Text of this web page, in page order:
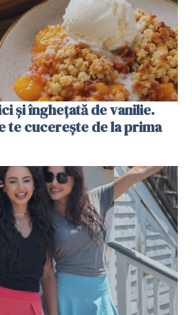
și înghețată de vanilie.
te cucerește de la prima